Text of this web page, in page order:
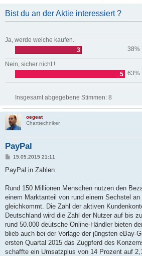
Bist du an der Aktie interessiert ?
Ja, werde welche kaufen.
3
38%
Nein, sicher nicht !
5 63%
Insgesamt abgegebene Stimmen: 8
oegeat
Charttechniker
PayPal
B
i
a
15.05.2015 21:11
PayPal in Zahlen
Rund 150 Millionen Menschen nutzen den
einem Marktanteil von rund einem Sechstel
gleichkommt. Die Zahl der aktiven
Deutschland wird die Zahl der Nutzer auf bis
rund 50.000 deutsche Online-Händler bieten
blieb auch bei der Vorlage der jüngsten eBay-
ersten Quartal 2015 das Zugpferd des
schaffte ein Umsatzplus von 14 Prozent auf